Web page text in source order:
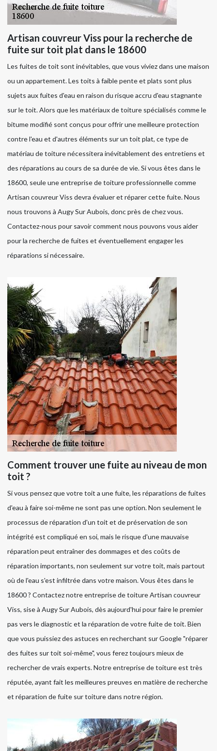
Artisan couvreur Viss pour la recherche de
fuite sur toit plat dans le 18600
Les fuites de toit sont inévitables, que vous viviez dans une maison
ou un appartement. Les toits à faible pente et plats sont plus
sujets aux fuites d'eau en raison du risque accru d'eau stagnante
sur le toit. Alors que les matériaux de toiture spécialisés comme le
bitume modifié sont conçus pour offrir une meilleure protection
contre l'eau et d'autres éléments sur un toit plat, ce type de
matériau de toiture nécessitera inévitablement des entretiens et
des réparations au cours de sa durée de vie. Si vous êtes dans le
18600, seule une entreprise de toiture professionnelle comme
Artisan couvreur Viss devra évaluer et réparer cette fuite. Nous
nous trouvons à Augy Sur Aubois, donc près de chez vous.
Contactez-nous pour savoir comment nous pouvons vous aider
pour la recherche de fuites et éventuellement engager les
réparations si nécessaire.
Comment trouver une fuite au niveau de mon
toit ?
Si vous pensez que votre toit a une fuite, les réparations de fuites
d'eau à faire soi-même ne sont pas une option. Non seulement le
processus de réparation d'un toit et de préservation de son
intégrité est compliqué en soi, mais le risque d'une mauvaise
réparation peut entraîner des dommages et des coûts de
réparation importants, non seulement sur votre toit, mais partout
où de l'eau s'est infiltrée dans votre maison. Vous êtes dans le
18600 ? Contactez notre entreprise de toiture Artisan couvreur
Viss, sise à Augy Sur Aubois, dès aujourd'hui pour faire le premier
pas vers le diagnostic et la réparation de votre fuite de toit. Bien
que vous puissiez des astuces en recherchant sur Google "réparer
des fuites sur toit soi-même", vous ferez toujours mieux de
rechercher de vrais experts. Notre entreprise de toiture est très
réputée, ayant fait les meilleures preuves en matière de recherche
et réparation de fuite sur toiture dans notre région.